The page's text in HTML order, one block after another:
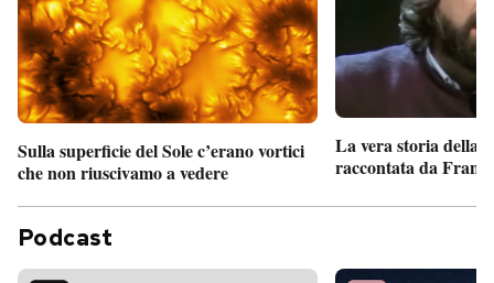
Sulla superficie del Sole c’erano vortici
che non riuscivamo a vedere
La vera storia della
raccontata da
Podcast